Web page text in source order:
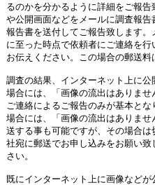
るのかを分かるように詳細をご報
や公開画面などをメールに調査報
報告書を送付してご報告致します
に至った時点で依頼者にご連絡を
お伝えください。この場合の郵送料
調査の結果、インターネット上に
場合には、「画像の流出はありま
ご連絡によるご報告のみが基本と
場合には、「画像の流出はありま
送する事も可能ですが、その場合
社宛に郵送でお申し込みをお願い
さい。
既にインターネット上に画像など